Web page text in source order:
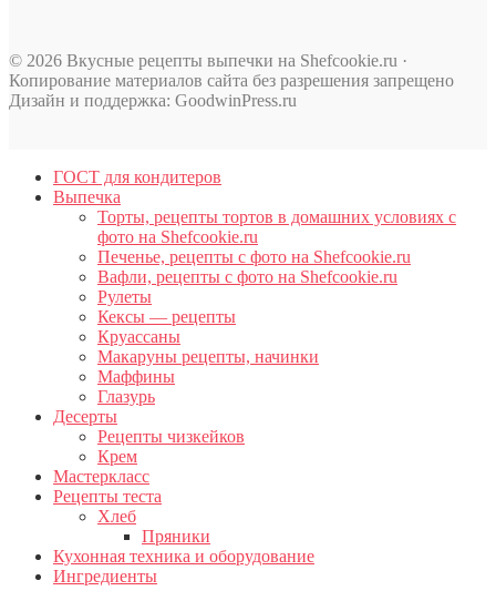
© 2026 Вкусные рецепты выпечки на Shefcookie.ru ·
Копирование материалов сайта без разрешения запрещено
Дизайн и поддержка: GoodwinPress.ru
ГОСТ для кондитеров
Выпечка
Торты, рецепты тортов в домашних условиях с
фото на Shefcookie.ru
Печенье, рецепты с фото на Shefcookie.ru
Вафли, рецепты с фото на Shefcookie.ru
Рулеты
Кексы — рецепты
Круассаны
Макаруны рецепты, начинки
Маффины
Глазурь
Десерты
Рецепты чизкейков
Крем
Мастеркласс
Рецепты теста
Хлеб
Пряники
Кухонная техника и оборудование
Ингредиенты